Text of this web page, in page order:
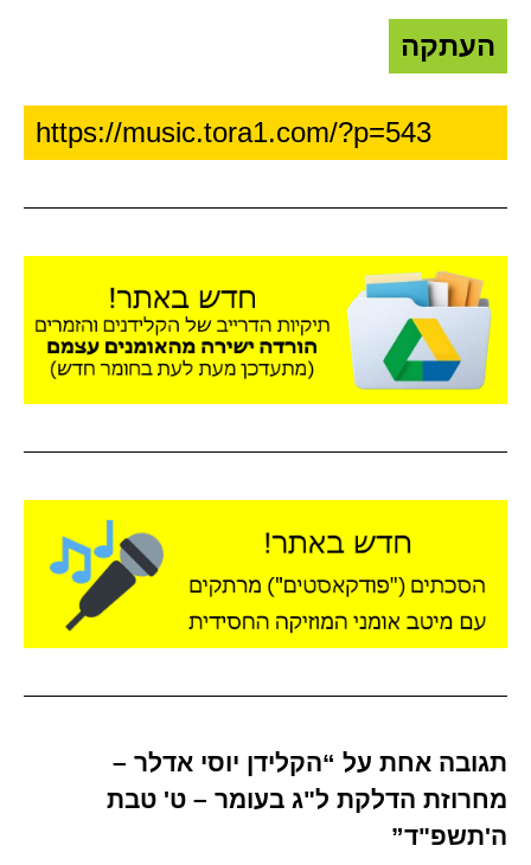
העתקה
תגובה אחת על “הקלידן יוסי אדלר –
מחרוזת הדלקת ל"ג בעומר – ט' טבת
ה'תשפ"ד”